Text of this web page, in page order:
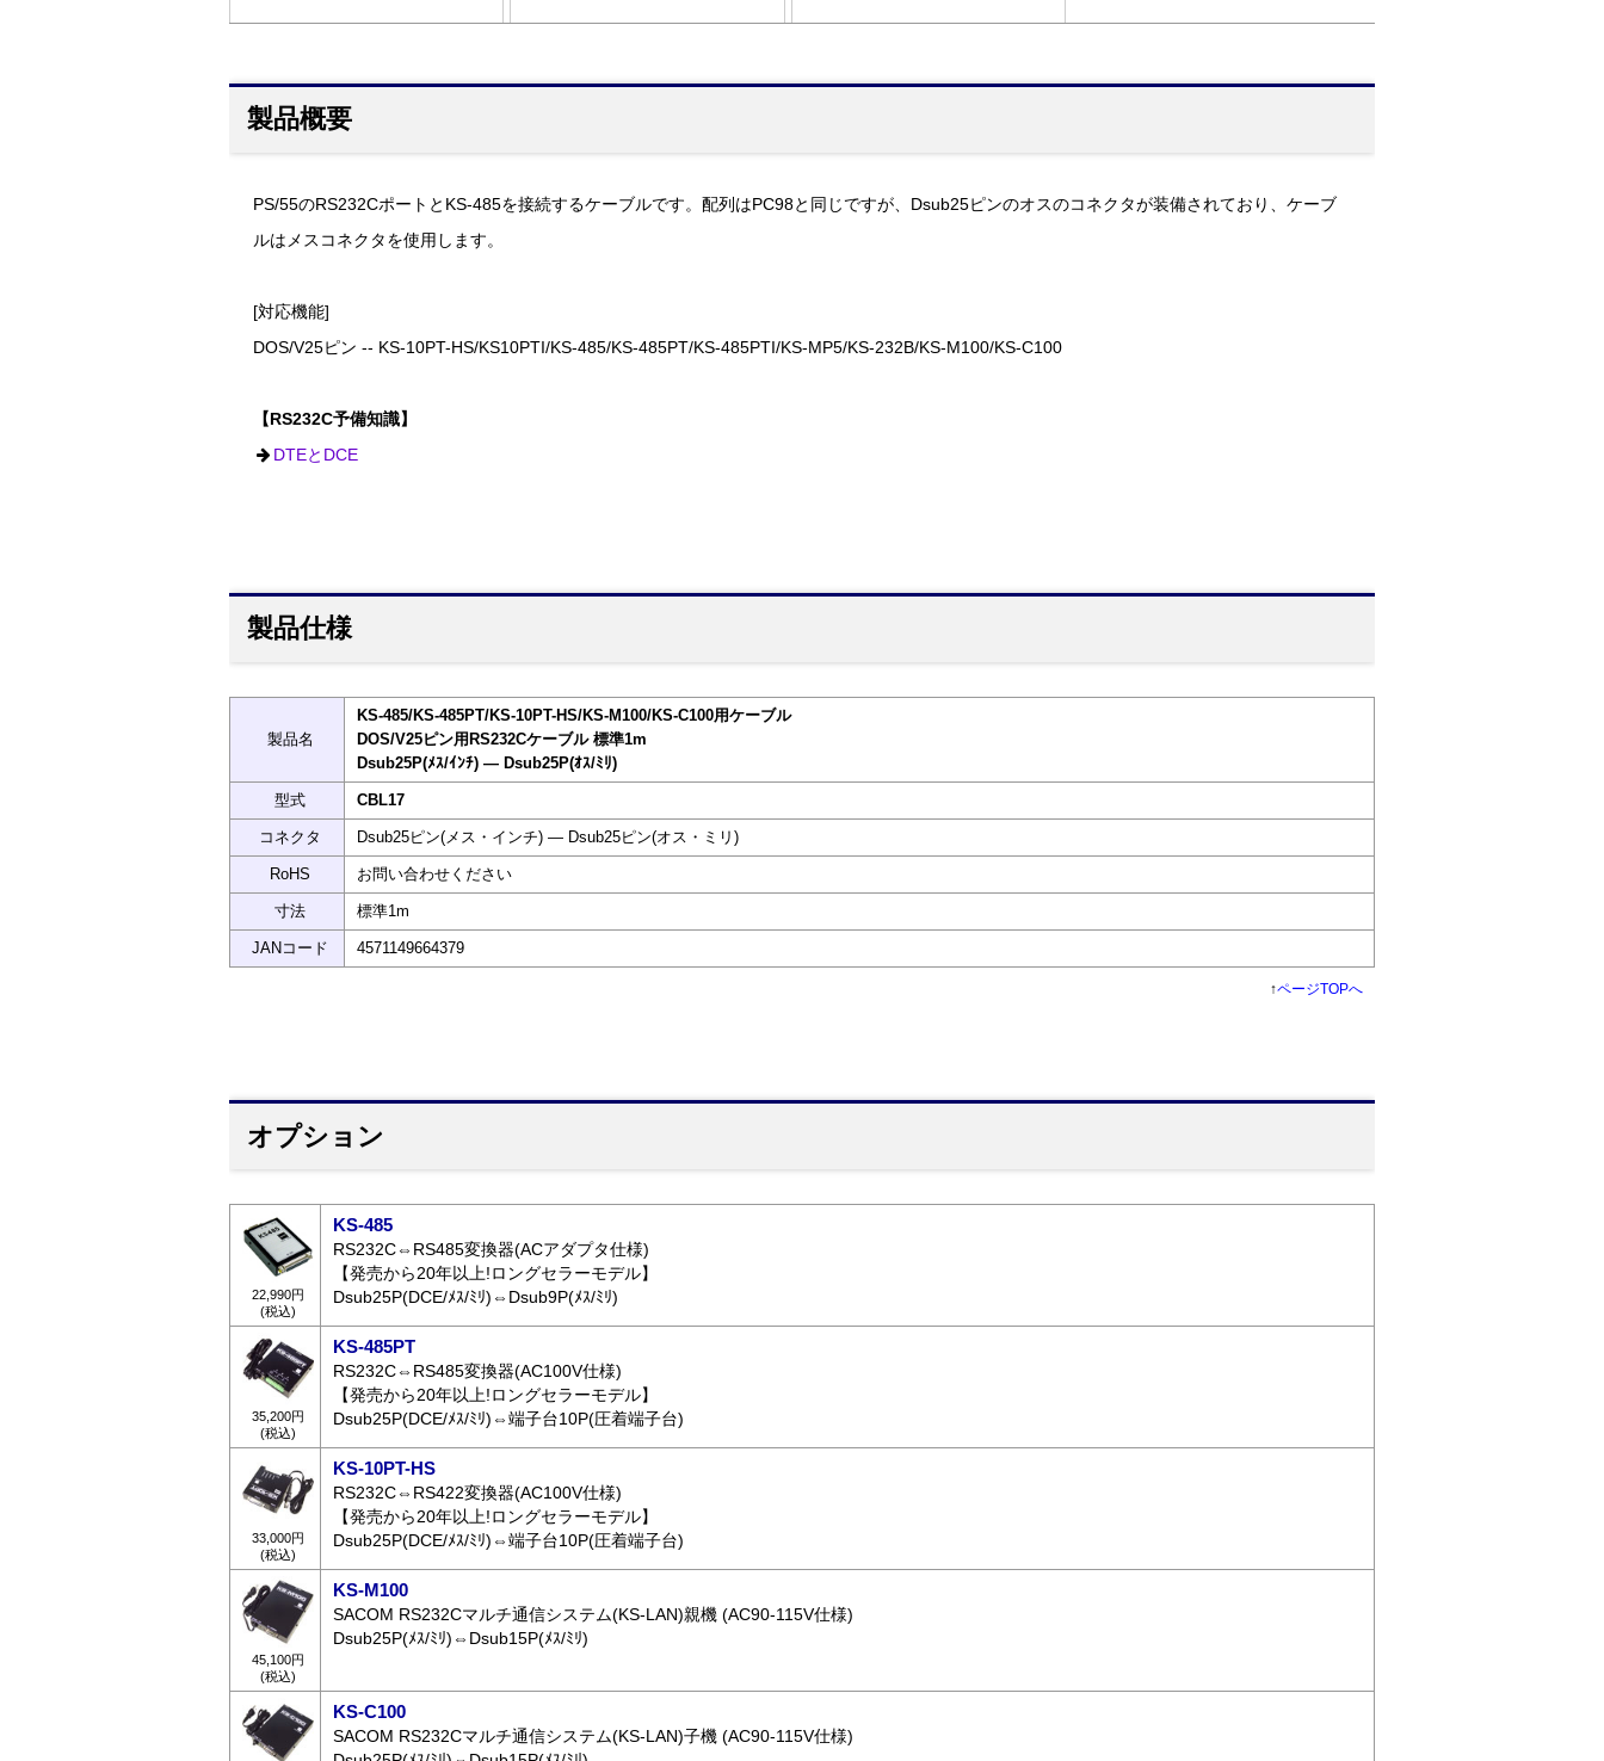
製品概要
PS/55のRS232CポートとKS-485を接続するケーブルです。配列はPC98と同じですが、Dsub25ピンのオスのコネクタが装備されており、ケーブ
ルはメスコネクタを使用します。
[対応機能]
DOS/V25ピン -- KS-10PT-HS/KS10PTI/KS-485/KS-485PT/KS-485PTI/KS-MP5/KS-232B/KS-M100/KS-C100
【RS232C予備知識】
DTEとDCE
製品仕様
製品名
KS-485/KS-485PT/KS-10PT-HS/KS-M100/KS-C100用ケーブル
DOS/V25ピン用RS232Cケーブル 標準1m
Dsub25P(ﾒｽ/ｲﾝﾁ) ― Dsub25P(ｵｽ/ﾐﾘ)
型式 CBL17
コネクタ Dsub25ピン(メス・インチ) ― Dsub25ピン(オス・ミリ)
RoHS お問い合わせください
寸法 標準1m
JANコード 4571149664379
↑ページTOPへ
オプション
22,990円
(税込)
KS-485
RS232C⇔RS485変換器(ACアダプタ仕様)
【発売から20年以上!ロングセラーモデル】
Dsub25P(DCE/ﾒｽ/ﾐﾘ)⇔Dsub9P(ﾒｽ/ﾐﾘ)
35,200円
(税込)
KS-485PT
RS232C⇔RS485変換器(AC100V仕様)
【発売から20年以上!ロングセラーモデル】
Dsub25P(DCE/ﾒｽ/ﾐﾘ)⇔端子台10P(圧着端子台)
33,000円
(税込)
KS-10PT-HS
RS232C⇔RS422変換器(AC100V仕様)
【発売から20年以上!ロングセラーモデル】
Dsub25P(DCE/ﾒｽ/ﾐﾘ)⇔端子台10P(圧着端子台)
45,100円
(税込)
KS-M100
SACOM RS232Cマルチ通信システム(KS-LAN)親機 (AC90-115V仕様)
Dsub25P(ﾒｽ/ﾐﾘ)⇔Dsub15P(ﾒｽ/ﾐﾘ)
KS-C100
SACOM RS232Cマルチ通信システム(KS-LAN)子機 (AC90-115V仕様)